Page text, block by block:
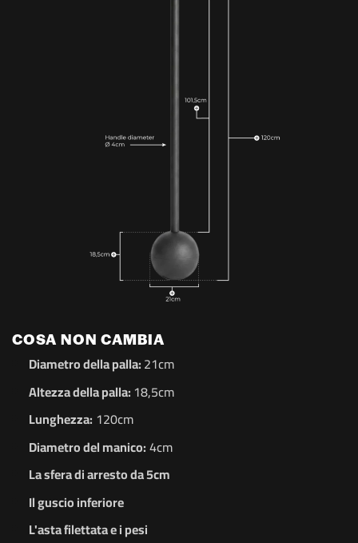
COSA NON CAMBIA
Diametro della palla:21cm
Altezza della palla:18,5cm
Lunghezza: 120cm
Diametro del manico:4cm
La sfera di arresto da 5cm
Il guscio inferiore
L'asta filettata e i pesi